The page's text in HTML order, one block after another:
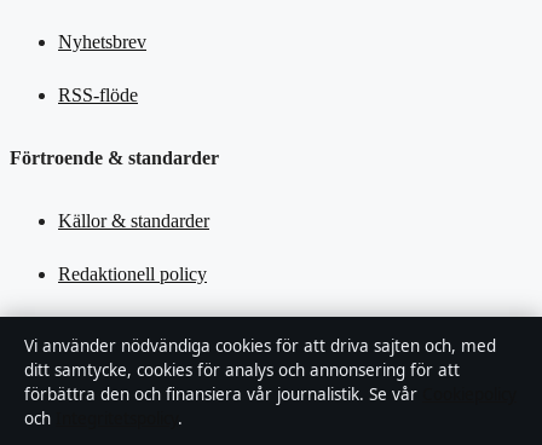
Nyhetsbrev
RSS-flöde
Förtroende & standarder
Källor & standarder
Redaktionell policy
Tillgänglighetsredogörelse
Vi använder nödvändiga cookies för att driva sajten och, med
ditt samtycke, cookies för analys och annonsering för att
förbättra den och finansiera vår journalistik. Se vår
och
.